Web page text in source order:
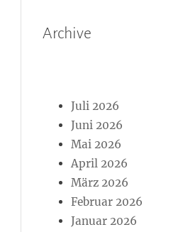
Archive
Juli 2026
Juni 2026
Mai 2026
April 2026
März 2026
Februar 2026
Januar 2026